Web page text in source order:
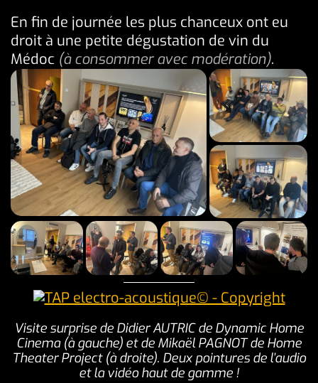
En fin de journée les plus chanceux ont eu
droit à une petite dégustation de vin du
Médoc (à consommer avec modération).
Visite surprise de Didier AUTRIC de Dynamic Home
Cinema (à gauche) et de Mikaël PAGNOT de Home
Theater Project (à droite). Deux pointures de l’audio
et la vidéo haut de gamme !